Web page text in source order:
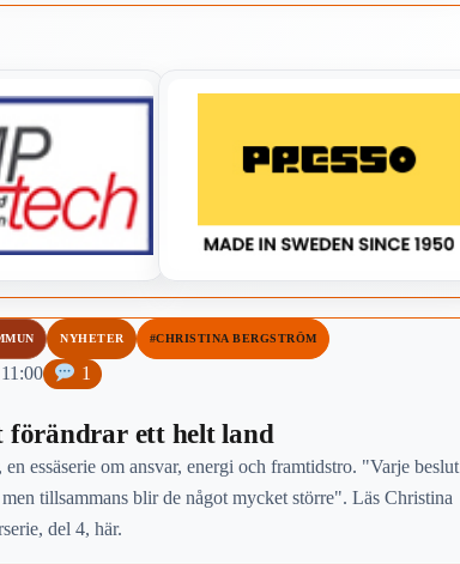
NYHETER #CHRISTINA BERGSTRÖM
1
förändrar ett helt land
en essäserie om ansvar, energi och framtidstro. "Varje beslut
tillsammans blir de något mycket större". Läs Christina
del 4, här.